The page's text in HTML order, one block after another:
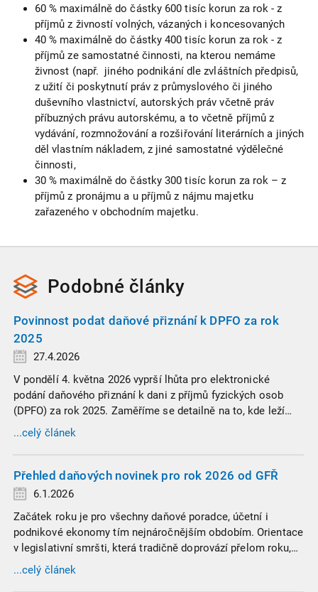
60 % maximálně do částky 600 tisíc korun za rok - z
příjmů z živností volných, vázaných i koncesovaných
40 % maximálně do částky 400 tisíc korun za rok - z
příjmů ze samostatné činnosti, na kterou nemáme
živnost (např. jiného podnikání dle zvláštních předpisů,
z užití či poskytnutí práv z průmyslového či jiného
duševního vlastnictví, autorských práv včetně práv
příbuzných právu autorskému, a to včetně příjmů z
vydávání, rozmnožování a rozšiřování literárních a jiných
děl vlastním nákladem, z jiné samostatné výdělečné
činnosti,
30 % maximálně do částky 300 tisíc korun za rok – z
příjmů z pronájmu a u příjmů z nájmu majetku
zařazeného v obchodním majetku.
Podobné články
Povinnost podat daňové přiznání k DPFO za rok
2025
27.4.2026
V pondělí 4. května 2026 vyprší lhůta pro elektronické
podání daňového přiznání k dani z příjmů fyzických osob
(DPFO) za rok 2025. Zaměříme se detailně na to, kde leží
hranice povinnosti přiznání podat, jaké jsou nejčastější
chytáky v soubězích příjmů a na co si dát v roce 2026
...celý článek
Přehled daňových novinek pro rok 2026 od GFŘ
6.1.2026
Začátek roku je pro všechny daňové poradce, účetní i
podnikové ekonomy tím nejnáročnějším obdobím. Orientace
v legislativní smršti, která tradičně doprovází přelom roku,
vyžaduje nastudovat všechny novely a doprovodné
informace. Generální finanční ředitelství (GFŘ) zveřejnilo
...celý článek